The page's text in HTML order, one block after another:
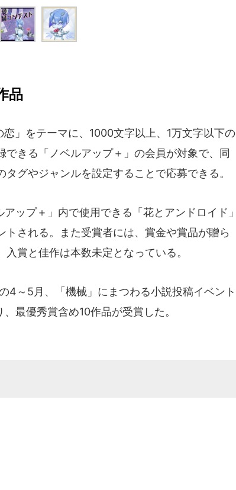
品
」をテーマに、1000文字以上、1万文字以下の
きる「ノベルアップ＋」の会員が対象で、同
グやジャンルを設定することで応募できる。
ップ＋」内で使用できる「花とアンドロイド」
される。また受賞者には、賞金や賞品が贈ら
賞と佳作は本数未定となっている。
4～5月、「機械」にまつわる小説投稿イベント
最優秀賞含め10作品が受賞した。